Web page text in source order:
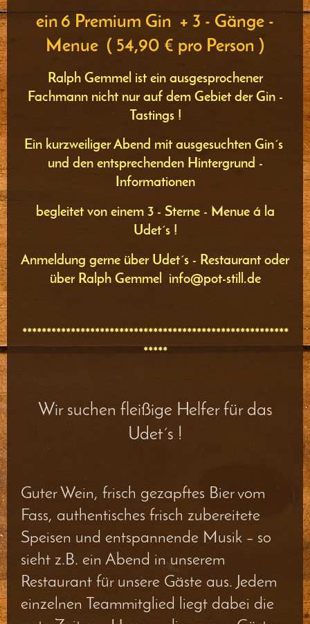
ein 6 Premium Gin + 3 - Gänge -
Menue ( 54,90 € pro Person )
Ralph Gemmel ist ein ausgesprochener
Fachmann nicht nur auf dem Gebiet der Gin -
Tastings !
Ein kurzweiliger Abend mit ausgesuchten Gin´s
und den entsprechenden Hintergrund -
Informationen
begleitet von einem 3 - Sterne - Menue á la
Udet´s !
Anmeldung gerne über Udet´s - Restaurant oder
über Ralph Gemmel info@pot-still.de
*******************************************************
*****
Wir suchen fleißige Helfer für das
Udet´s !
Guter Wein, frisch gezapftes Bier vom
Fass, authentisches frisch zubereitete
Speisen und entspannende Musik – so
sieht z.B. ein Abend in unserem
Restaurant für unsere Gäste aus. Jedem
einzelnen Teammitglied liegt dabei die